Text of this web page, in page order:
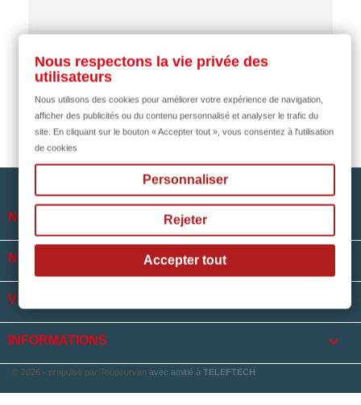
NOTRE SOCIÉTÉ
NOS HORAIRES
VOTRE COMPTE
INFORMATIONS keyboard_arrow_down
© 2026 - propulsé par Toupourvan avec amitié à TELEFTECH
Nous respectons la vie privée des
utilisateurs
Nous utilisons des cookies pour améliorer votre expérience de navigation,
afficher des publicités ou du contenu personnalisé et analyser le trafic du
site. En cliquant sur le bouton « Accepter tout », vous consentez à l'utilisation
de cookies
Personnaliser
Rejeter
Accepter tout